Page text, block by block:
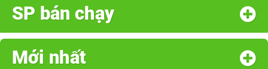
SP bán chạy
Mới nhất